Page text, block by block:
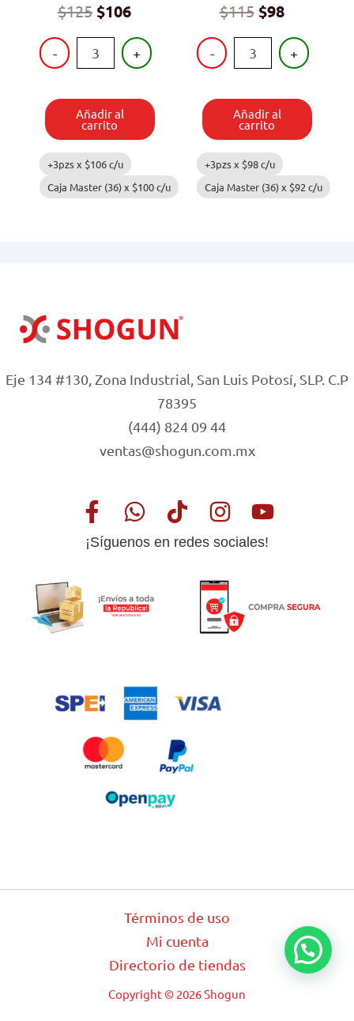
$125 $106
-
CORTINA
DE
X
1.80
cantidad
+
Añadir al
carrito
+3pzs x $106c/u
Caja Master (36) x $100c/u
$115 $98
-
CONTENEDORES
6
TAPA
cantidad
+
Añadir al
carrito
+3pzs x $98c/u
Caja Master (36) x $92 c/u
Eje 134 #130, Zona Industrial, San Luis Potosí, SLP. C.P
78395
(444) 824 09 44
ventas@shogun.com.mx
¡Síguenos en redes sociales!
Términos de uso
Mi cuenta
Directorio de tiendas
Copyright © 2026 Shogun